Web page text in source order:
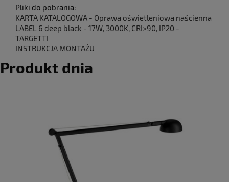
Pliki do pobrania:
KARTA KATALOGOWA - Oprawa oświetleniowa naścienna
LABEL 6 deep black - 17W, 3000K, CRI>90, IP20 -
TARGETTI
INSTRUKCJA MONTAŻU
Produkt dnia